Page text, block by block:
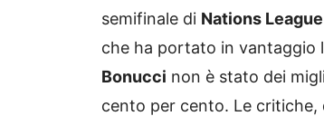
semifinale di Nations League
che ha portato in vantaggio
Bonucci non è stato dei
cento per cento. Le critiche,